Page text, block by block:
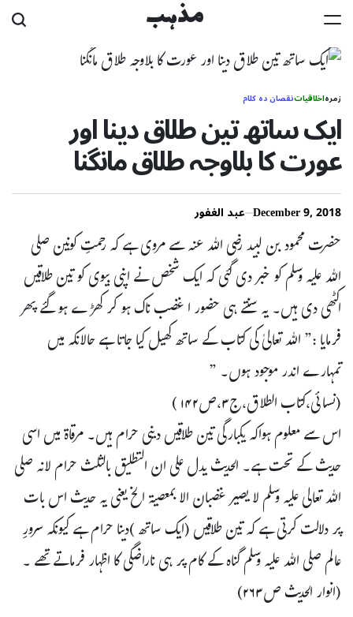
Skip
to
content
مذہب
زمرہاخلاقیاتنقصان دہ کلام
ایک ساتھ تین طلاق دینا اور
عورت کا بلاوجہ طلاق مانگنا
December 9, 2018 عبد الغفور
حضرت محمود بن لبید رضی اللہ عنہ سے مروی ہے کہ رحمتِ کونین صلی
اللہ عليہ وسلم کو خبر دی گئی کہ ایک شخص نے اپنی بیوی کو تین طلاقیں
اکٹھی دی ہیں۔ یہ سنتے ہی حضور ا غضب ناک ہو کر کھڑے ہو گئے پھر
فرمایا :” اللہ تعالیٰ کی کتاب کے ساتھ کھیل کیا جاتا ہے حالانکہ میں
تمہارے اندر موجود ہوں۔ ”
(نسائی،کتاب الطلاق،ج۳،ص۱۴۲ )
اس سے معلوم ہواکہ یکبارگی تین طلاقیں دینی حرام ہیں۔ مرقاۃ میں اسی
حدیث کے تحت ہے۔ الحدیث یدل علی ان التطلیق بالثلث حرام لانہ صلی
اللہ تعالی علیہ وسلم لا یصیر غضبان الا بمعصیۃ الخ یعنی یہ حدیث اس بات
پر دلالت کرتی ہے کہ تین طلاقیں (ایک ساتھ )دینا حرام ہے کیونکہ سرورِ
عالم صلی اللہ عليہ وسلم گناہ کے کام پر ہی ناراضگی کا اظہار فرماتے تھے ۔
(انوار الحدیث ص۲۶۳)